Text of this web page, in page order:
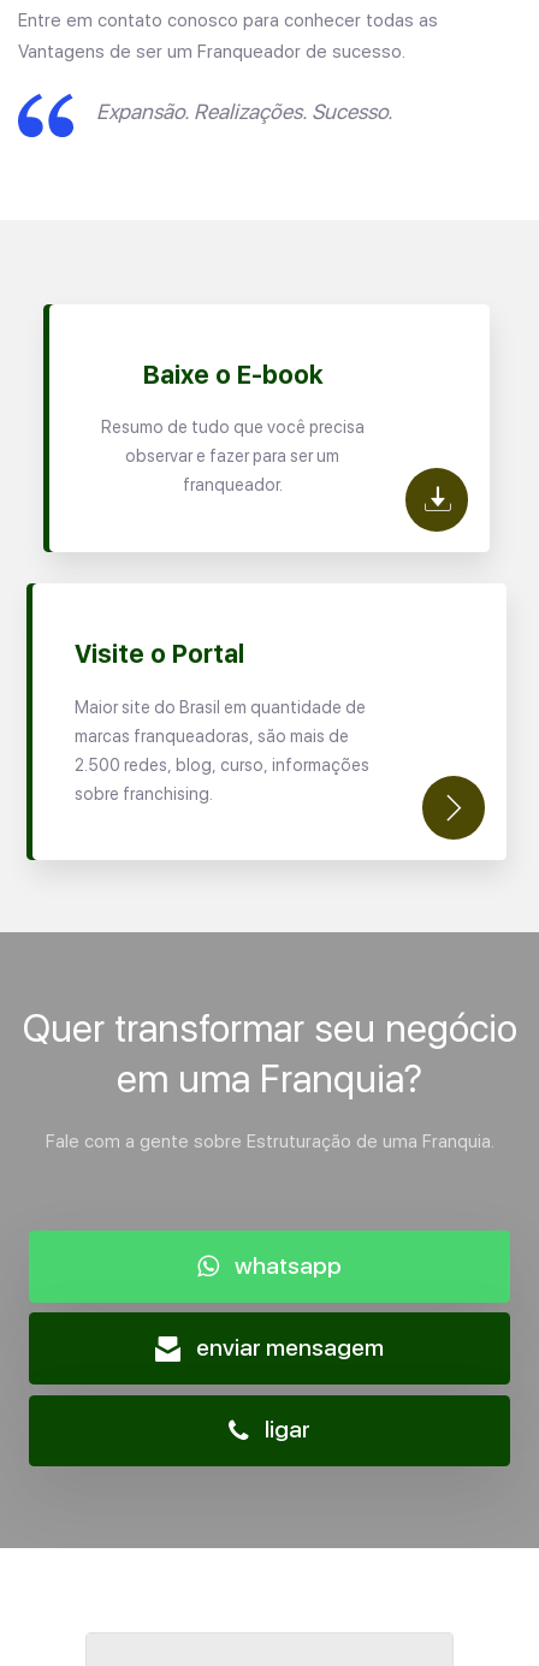
Entre em contato conosco para conhecer todas as
Vantagens de ser um Franqueador de sucesso.
Expansão. Realizações. Sucesso.
Baixe o E-book
Resumo de tudo que você precisa
observar e fazer para ser um
franqueador.
Visite o Portal
Maior site do Brasil em quantidade de
marcas franqueadoras, são mais de
2.500 redes, blog, curso, informações
sobre franchising.
Quer transformar seu negócio
em uma Franquia?
Fale com a gente sobre Estruturação de uma Franquia.
whatsapp
enviar mensagem
ligar